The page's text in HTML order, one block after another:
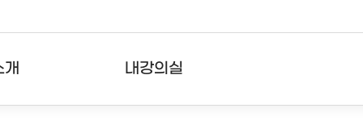
내강의실